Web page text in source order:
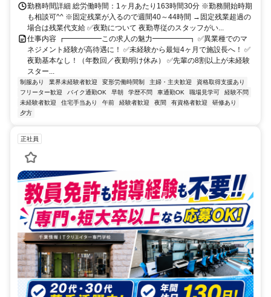
勤務時間詳細 総労働時間：1ヶ月あたり163時間30分 ※勤務開始時期
も相談可^^ ※固定残業が入るので週間40～44時間 →固定残業超過の
場合は残業代支給 ✅夜勤について 夜勤専従のスタッフがい...
仕事内容 ┏━━━━━この求人の魅力━━━━━┓ ✅異業種でのマ
ネジメント経験が高待遇に！ ✅未経験から最短4ヶ月で施設長へ！ ✅
夜勤基本なし！（年数回／夜勤明け休み） ✅先輩の8割以上が未経験
スター...
制服あり 業界未経験者歓迎 変形労働時間制 主婦・主夫歓迎
資格取得支援あり
フリーター歓迎
バイク通勤OK 早朝 学歴不問 車通勤OK 職場見学可
経験不問
未経験者歓迎
住宅手当あり 午前 経験者歓迎 夜間 有資格者歓迎
研修あり
夕方
正社員